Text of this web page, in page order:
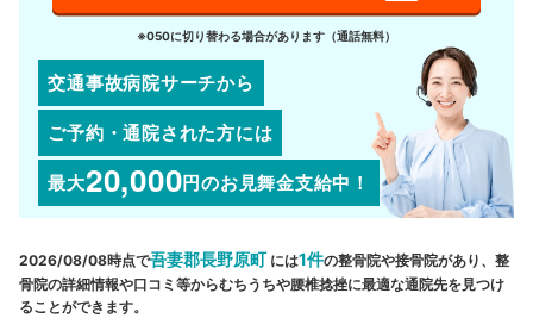
※050に切り替わる場合があります（通話無料）
交通事故病院サーチから
ご予約・通院された方には
最大20,000円のお見舞金支給中！
2026/08/08時点で吾妻郡長野原町 には1件の整骨院や接骨院があり、整
骨院の詳細情報や口コミ等からむちうちや腰椎捻挫に最適な通院先を見つけ
ることができます。